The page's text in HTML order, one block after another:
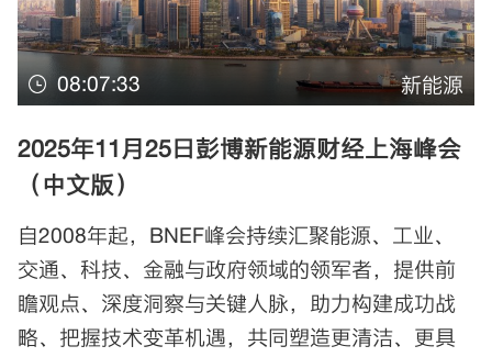
08:07:33 新能源
2025年11月25日彭博新能源财经上海峰会
（中文版）
自2008年起，BNEF峰会持续汇聚能源、工业、
交通、科技、金融与政府领域的领军者，提供前
瞻观点、深度洞察与关键人脉，助力构建成功战
略、把握技术变革机遇，共同塑造更清洁、更具